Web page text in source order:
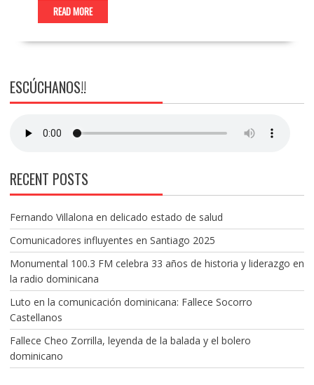
READ MORE
ESCÚCHANOS!!
RECENT POSTS
Fernando Villalona en delicado estado de salud
Comunicadores influyentes en Santiago 2025
Monumental 100.3 FM celebra 33 años de historia y liderazgo en
la radio dominicana
Luto en la comunicación dominicana: Fallece Socorro
Castellanos
Fallece Cheo Zorrilla, leyenda de la balada y el bolero
dominicano